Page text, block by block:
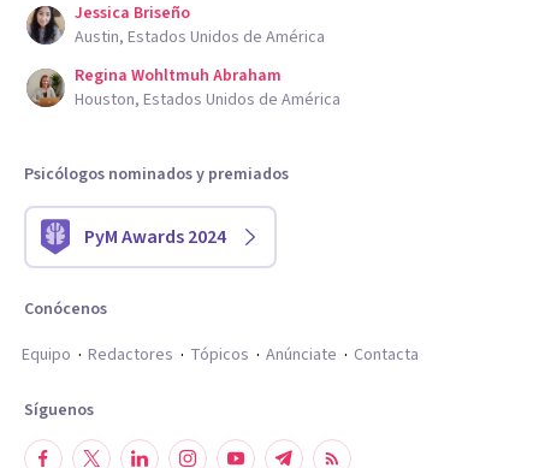
Jessica Briseño
Austin, Estados Unidos de América
Regina Wohltmuh Abraham
Houston, Estados Unidos de América
Psicólogos nominados y premiados
PyM Awards 2024
Conócenos
Equipo
Redactores Tópicos Anúnciate Contacta
Síguenos